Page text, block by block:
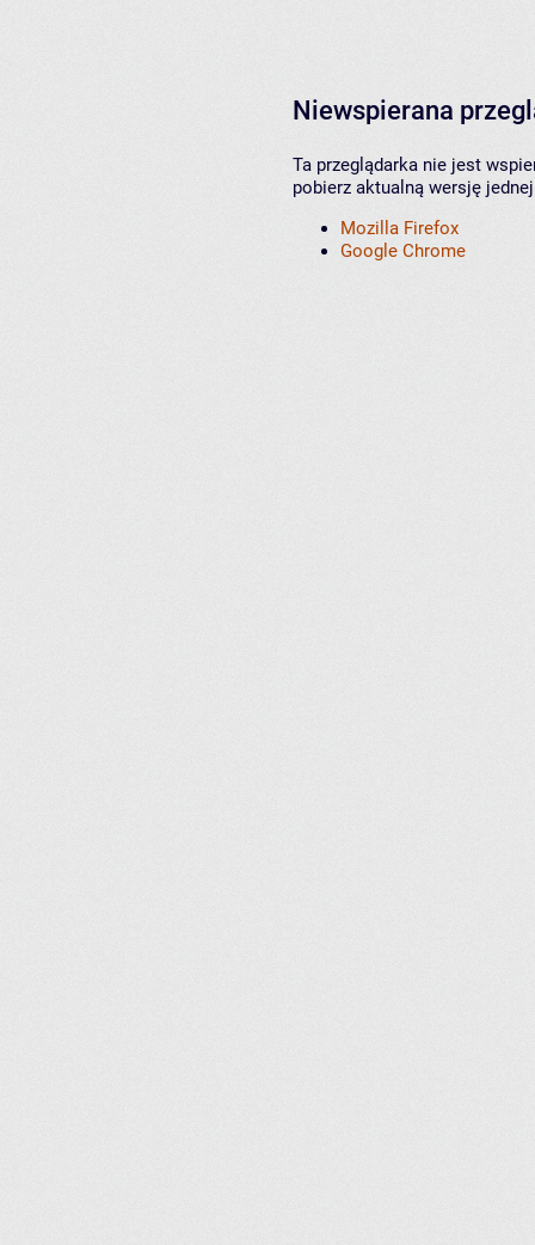
Niewspierana
Ta przeglądarka nie jest
pobierz aktualną wersję
Mozilla Firefox
Google Chrome